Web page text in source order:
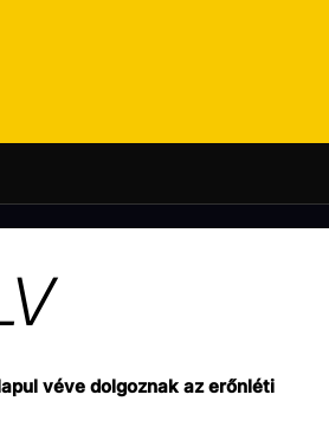
véve dolgoznak az erőnléti